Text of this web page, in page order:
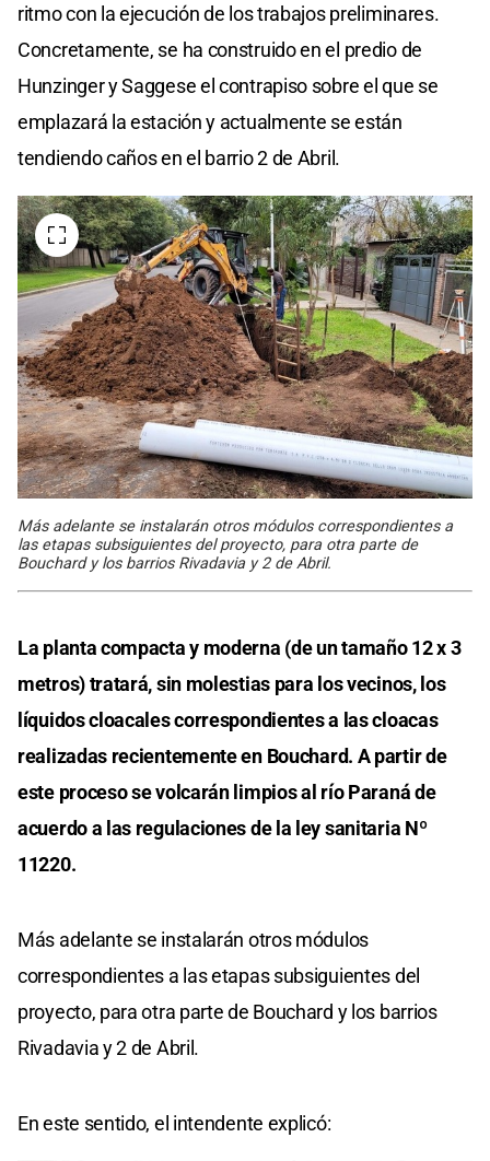
ritmo con la ejecución de los trabajos preliminares.
Concretamente, se ha construido en el predio de
Hunzinger y Saggese el contrapiso sobre el que se
emplazará la estación y actualmente se están
tendiendo caños en el barrio 2 de Abril.
Más adelante se instalarán otros módulos correspondientes a
las etapas subsiguientes del proyecto, para otra parte de
Bouchard y los barrios Rivadavia y 2 de Abril.
La planta compacta y moderna (de un tamaño 12 x 3
metros) tratará, sin molestias para los vecinos, los
líquidos cloacales correspondientes a las cloacas
realizadas recientemente en Bouchard. A partir de
este proceso se volcarán limpios al río Paraná de
acuerdo a las regulaciones de la ley sanitaria Nº
11220.
Más adelante se instalarán otros módulos
correspondientes a las etapas subsiguientes del
proyecto, para otra parte de Bouchard y los barrios
Rivadavia y 2 de Abril.
En este sentido, el intendente explicó: